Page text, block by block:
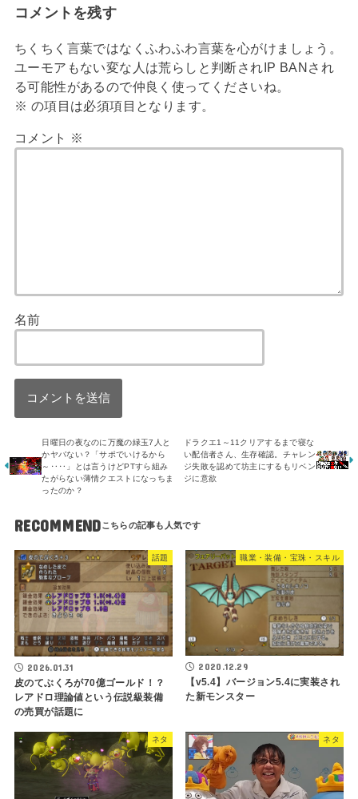
コメントを残す
ちくちく言葉ではなくふわふわ言葉を心がけましょう。
ユーモアもない変な人は荒らしと判断されIP BANされ
る可能性があるので仲良く使ってくださいね。
※ の項目は必須項目となります。
コメント ※
名前
日曜日の夜なのに万魔の緑玉7人と
かヤバない？「サポでいけるから
～‥‥」とは言うけどPTすら組み
たがらない薄情クエストになっちま
ったのか？
ドラクエ1～11クリアするまで寝な
い配信者さん、生存確認。チャレン
ジ失敗を認めて坊主にするもリベン
ジに意欲
RECOMMEND
話題
2026.01.31
皮のてぶくろが70億ゴールド！？
レアドロ理論値という伝説級装備
の売買が話題に
職業・装備・宝珠・スキル
2020.12.29
【v5.4】バージョン5.4に実装され
た新モンスター
ネタ ネタ